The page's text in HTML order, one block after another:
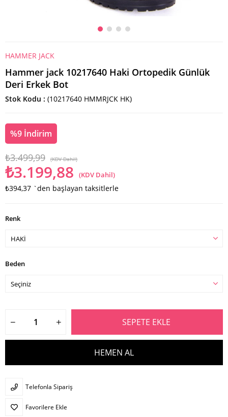
HAMMER JACK
Hammer jack 10217640 Haki Ortopedik Günlük
Deri Erkek Bot
Stok Kodu (10217640 HMMRJCK HK)
%9 İndirim
₺3.499,99 (KDV Dahil)
₺3.199,88 (KDV Dahil)
₺394,37 `den başlayan taksitlerle
Renk
Beden
Telefonla Sipariş
Favorilere Ekle